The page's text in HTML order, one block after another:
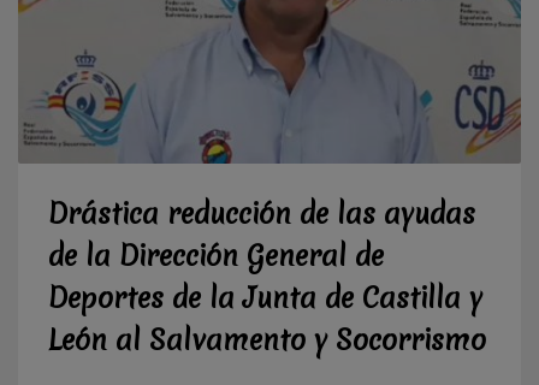
Drástica reducción de las ayudas
de la Dirección General de
Deportes de la Junta de Castilla y
León al Salvamento y Socorrismo